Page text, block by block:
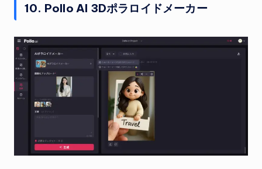
10. Pollo AI 3Dポラロイドメーカー